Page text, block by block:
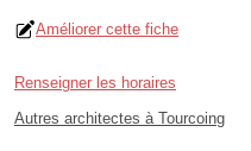
Améliorer cette fiche
Renseigner les horaires
Autres architectes à Tourcoing